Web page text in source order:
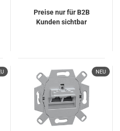
Preise nur für B2B
Kunden sichtbar
NEU